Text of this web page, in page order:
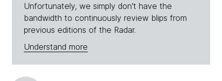
Unfortunately, we simply don't have the
bandwidth to continuously review blips from
previous editions of the Radar.
Understand more